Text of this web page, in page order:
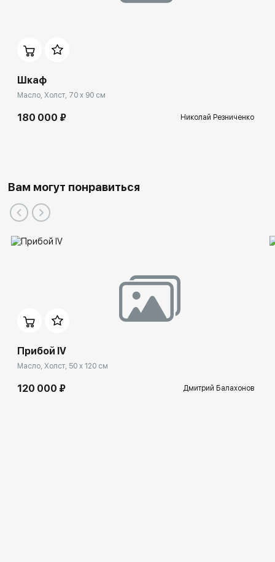
Шкаф
Масло, Холст, 70 x 90 см
180 000 ₽ Николай Резниченко
Вам могут понравиться
Прибой IV
Масло, Холст, 50 x 120 см
120 000 ₽ Дмитрий Балахонов